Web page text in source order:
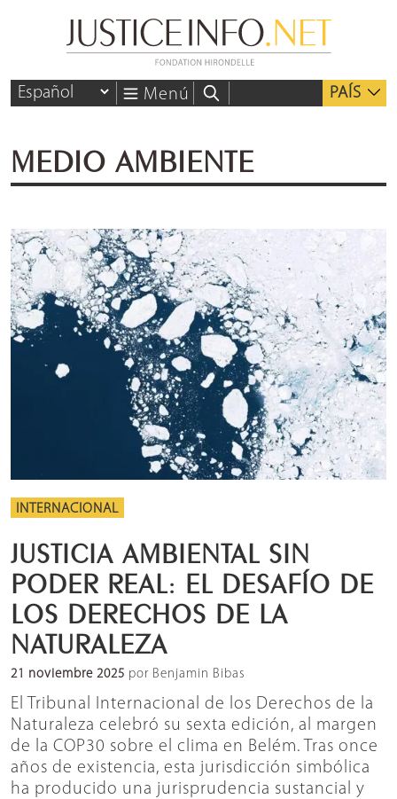
Menú PAÍS
MEDIO AMBIENTE
INTERNACIONAL
JUSTICIA AMBIENTAL SIN
PODER REAL: EL DESAFÍO DE
LOS DERECHOS DE LA
NATURALEZA
21 noviembre 2025 por Benjamin Bibas
El Tribunal Internacional de los Derechos de la
Naturaleza celebró su sexta edición, al margen
de la COP30 sobre el clima en Belém. Tras once
años de existencia, esta jurisdicción simbólica
ha producido una jurisprudencia sustancial y